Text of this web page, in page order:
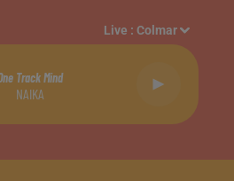
Live :Colmar
Track Mind
NAIKA